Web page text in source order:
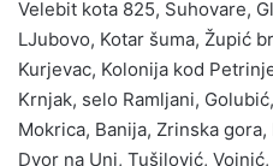
Velebit kota 825, Suhovare,
LJubovo, Kotar šuma, Župić
Kurjevac, Kolonija kod
Krnjak, selo Ramljani,
Mokrica, Banija, Zrinska
Dvor na Uni, Tušilović,